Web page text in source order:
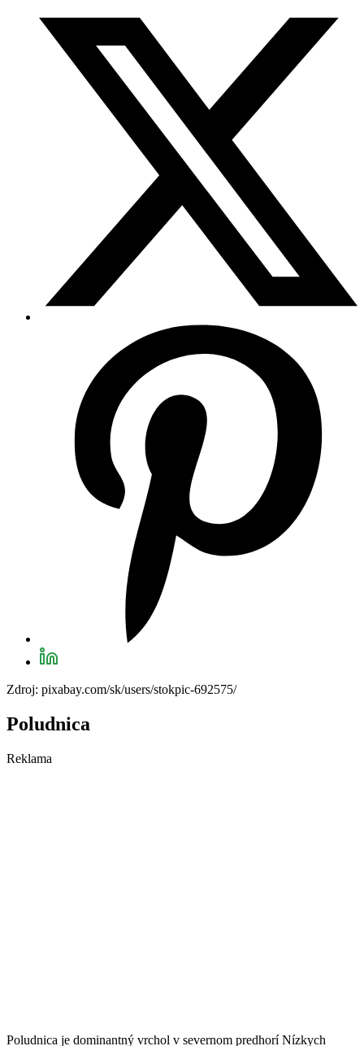
Zdroj: pixabay.com/sk/users/stokpic-692575/
Poludnica
Reklama
Poludnica je dominantný vrchol v severnom predhorí Nízkych